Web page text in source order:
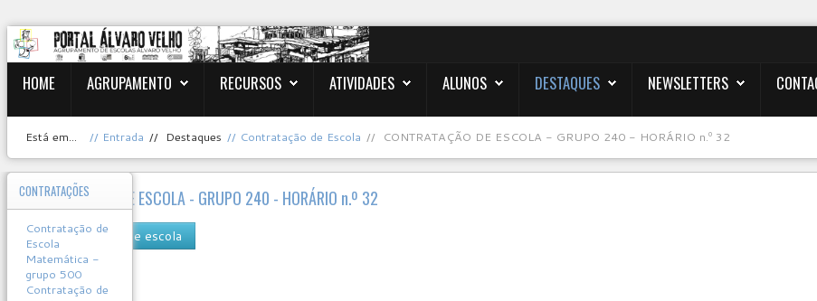
HOME AGRUPAMENTO RECURSOS ATIVIDADES ALUNOS DESTAQUES NEWSLETTERS
Está em... Entrada Destaques Contratação de Escola CONTRATAÇÃO DE ESCOLA - GRUPO 240 - HORÁRIO n.º 32
CONTRATAÇÃO DE ESCOLA - GRUPO 240 - HORÁRIO n.º 32
contratação de escola
User
Rating:0/
CONTRATAÇÕES
Contratação de
Escola
Matemática -
grupo 500
Contratação de